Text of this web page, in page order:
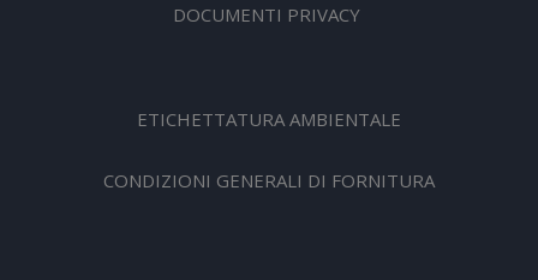
DOCUMENTI PRIVACY
ETICHETTATURA AMBIENTALE
CONDIZIONI GENERALI DI FORNITURA